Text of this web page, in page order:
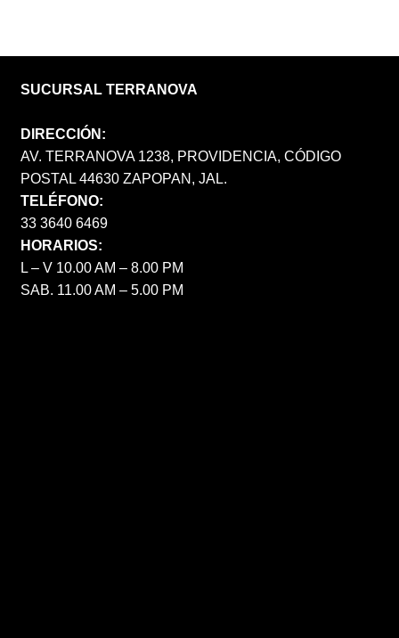
SUCURSAL TERRANOVA
DIRECCIÓN:
AV. TERRANOVA 1238, PROVIDENCIA, CÓDIGO
POSTAL 44630 ZAPOPAN, JAL.
TELÉFONO:
33 3640 6469
HORARIOS:
L – V 10.00 AM – 8.00 PM
SAB. 11.00 AM – 5.00 PM